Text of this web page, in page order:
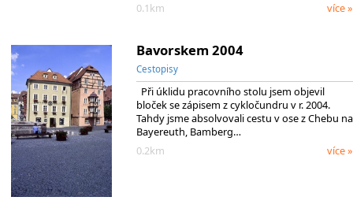
0.1km
více »
Bavorskem 2004
Cestopisy
Při úklidu pracovního stolu jsem objevil
bloček se zápisem z cykločundru v r. 2004.
Tahdy jsme absolvovali cestu v ose z Chebu na
Bayereuth, Bamberg…
0.2km
více »